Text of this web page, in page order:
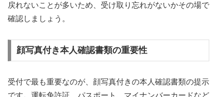
戻れないことが多いため、受け取り忘れがないかその場で
確認しましょう。
顔写真付き本人確認書類の重要性
受付で最も重要なのが、顔写真付きの本人確認書類の提示